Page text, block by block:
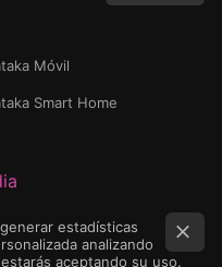
Móvil
Smart Home
estadísticas
analizando
aceptando su uso.